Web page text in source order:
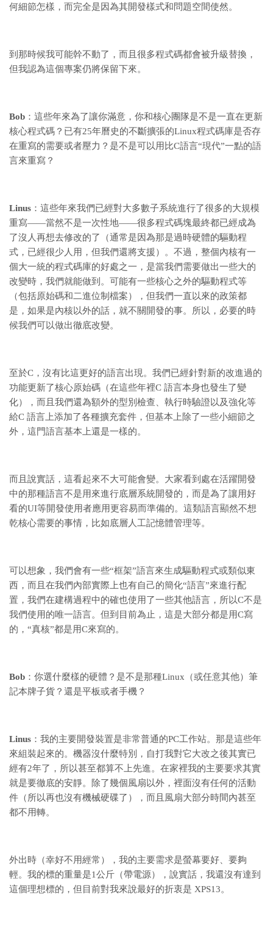
何細節怎樣，而完全是因為其開發樣式和問題空間使然。
到那時候我可能幹不動了，而且很多程式碼都會被升級替換，
但我認為這個專案仍將保留下來。
Bob ：這些年來為了讓你滿意，你和核心團隊是不是一直在更新
核心程式碼？已有25年曆史的不斷擴張的Linux程式碼庫是否存
在重寫的需要或者壓力？是不是可以用比C語言“現代”一點的語
言來重寫？
Linus ：這些年來我們已經對大多數子系統進行了很多的大規模
重寫——當然不是一次性地——很多程式碼塊最終都已經成為
了沒人再想去修改的了（通常是因為那是過時硬體的驅動程
式，已經很少人用，但我們還將支援）。不過，整個內核有一
個大一統的程式碼庫的好處之一，是當我們需要做出一些大的
改變時，我們就能做到。可能有一些核心之外的驅動程式等
（包括原始碼和二進位制檔案），但我們一直以來的政策都
是，如果是內核以外的話，就不關開發的事。所以，必要的時
候我們可以做出徹底改變。
至於C，沒有比這更好的語言出現。我們已經針對新的改進過的
功能更新了核心原始碼（在這些年裡C 語言本身也發生了變
化），而且我們還為額外的型別檢查、執行時驗證以及強化等
給C 語言上添加了各種擴充套件，但基本上除了一些小細節之
外，這門語言基本上還是一樣的。
而且說實話，這看起來不大可能會變。大家看到處在活躍開發
中的那種語言不是用來進行底層系統開發的，而是為了讓用好
看的UI等開發使用者應用更容易而準備的。這類語言顯然不想
乾核心需要的事情，比如底層人工記憶體管理等。
可以想象，我們會有一些“框架”語言來生成驅動程式或類似東
西，而且在我們內部實際上也有自己的簡化“語言”來進行配
置，我們在建構過程中的確也使用了一些其他語言，所以C不是
我們使用的唯一語言。但到目前為止，這是大部分都是用C寫
的，“真核”都是用C來寫的。
Bob ：你選什麼樣的硬體？是不是那種Linux（或任意其他）筆
記本牌子貨？還是平板或者手機？
Linus ：我的主要開發裝置是非常普通的PC工作站。那是這些年
來組裝起來的。機器沒什麼特別，自打我對它大改之後其實已
經有2年了，所以甚至都算不上先進。在家裡我的主要要求其實
就是要徹底的安靜。除了幾個風扇以外，裡面沒有任何的活動
件（所以再也沒有機械硬碟了），而且風扇大部分時間內甚至
都不用轉。
外出時（幸好不用經常），我的主要需求是螢幕要好、要夠
輕。我的標的重量是1公斤（帶電源），說實話，我還沒有達到
這個理想標的，但目前對我來說最好的折衷是 XPS13。